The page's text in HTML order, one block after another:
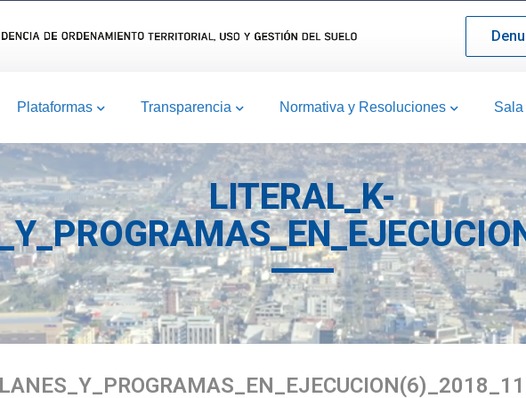
Plataformas Transparencia Normativa y Resoluciones Sala
LITERAL_K-